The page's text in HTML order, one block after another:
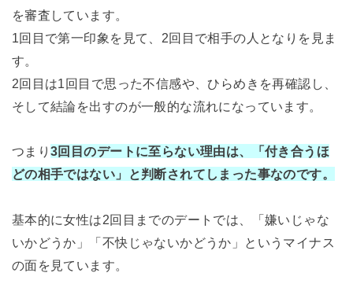
を審査しています。
1回目で第一印象を見て、2回目で相手の人となりを見ま
す。
2回目は1回目で思った不信感や、ひらめきを再確認し、
そして結論を出すのが一般的な流れになっています。
つまり3回目のデートに至らない理由は、「付き合うほ
どの相手ではない」と判断されてしまった事なのです。
基本的に女性は2回目までのデートでは、「嫌いじゃな
いかどうか」「不快じゃないかどうか」というマイナス
の面を見ています。